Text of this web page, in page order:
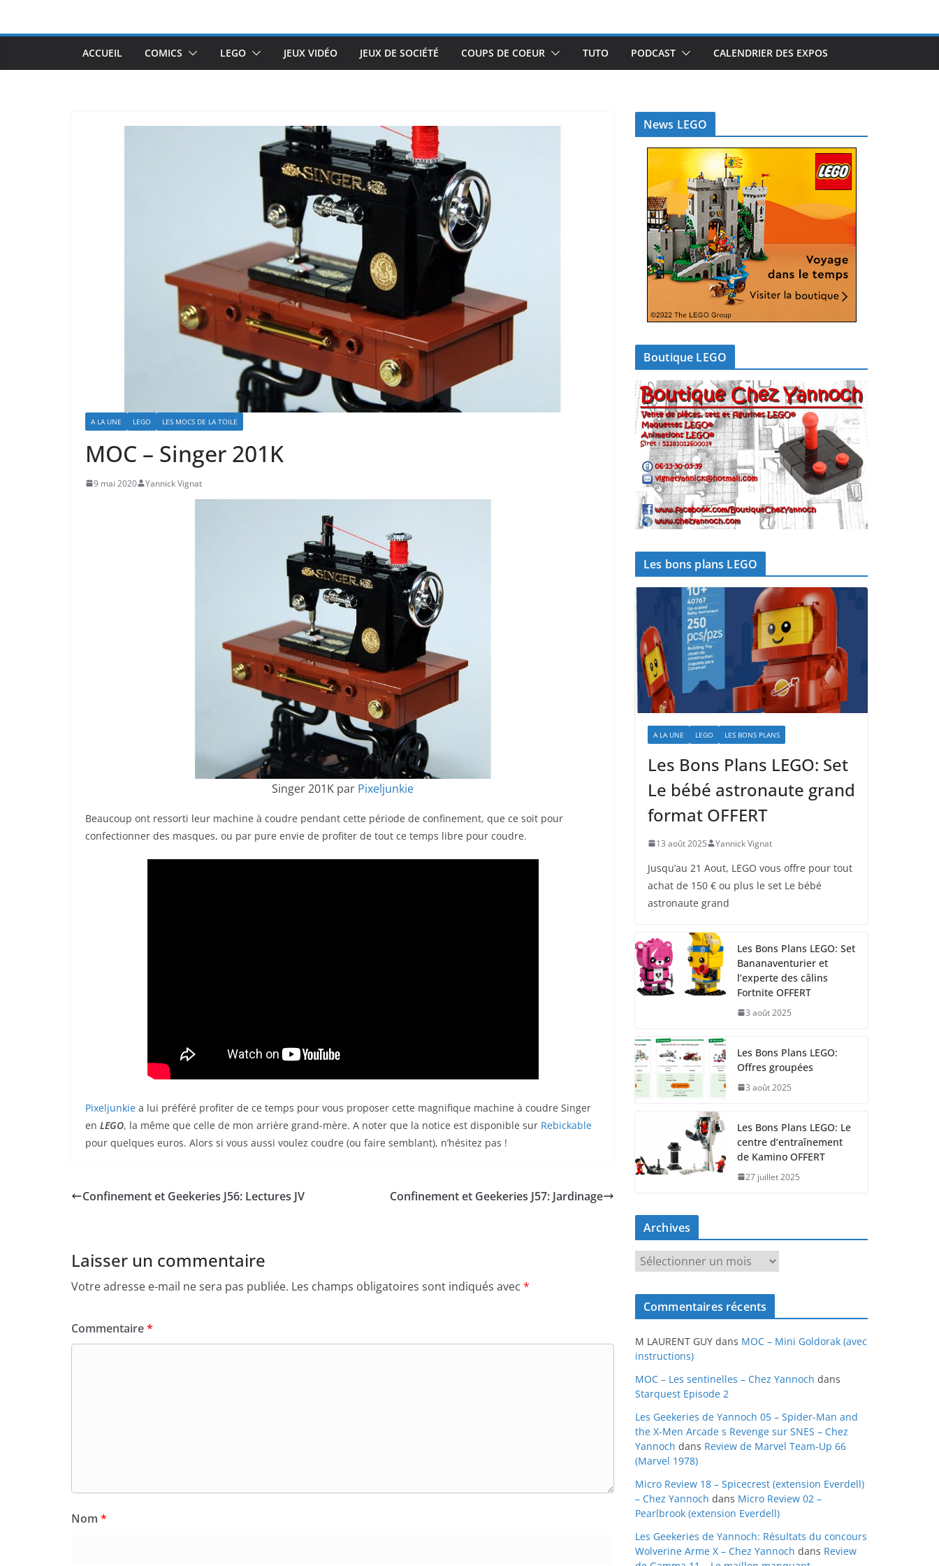
ACCUEIL COMICS LEGO JEUX VIDÉO JEUX DE SOCIÉTÉ COUPS DE COEUR TUTO PODCAST CALENDRIER DES EXPOS
A LA UNE LEGO LES MOCS DE LA TOILE
MOC – Singer 201K
9 mai 2020 Yannick Vignat
Singer 201K par Pixeljunkie
Beaucoup ont ressorti leur machine à coudre pendant cette période de confinement, que ce soit pour
confectionner des masques, ou par pure envie de profiter de tout ce temps libre pour coudre.
Pixeljunkie a lui préféré profiter de ce temps pour vous proposer cette magnifique machine à coudre Singer
en LEGO, la même que celle de mon arrière grand-mère. A noter que la notice est disponible sur Rebickable
pour quelques euros. Alors si vous aussi voulez coudre (ou faire semblant), n’hésitez pas !
Confinement et Geekeries J56: Lectures JV Confinement et Geekeries J57: Jardinage
Laisser un commentaire
Votre adresse e-mail ne sera pas publiée. Les champs obligatoires sont indiqués avec *
Commentaire*
Nom *
News LEGO
Boutique LEGO
Les bons plans LEGO
A LA UNE LEGO LES BONS PLANS
Les Bons Plans LEGO: Set
Le bébé astronaute grand
format OFFERT
13 août 2025 Yannick Vignat
Jusqu’au 21 Aout, LEGO vous offre pour tout
achat de 150 € ou plus le set Le bébé
astronaute grand
Les Bons Plans LEGO: Set
Bananaventurier et
l’experte des câlins
Fortnite OFFERT
3 août 2025
Les Bons Plans LEGO:
Offres groupées
3 août 2025
Les Bons Plans LEGO: Le
centre d’entraînement
de Kamino OFFERT
27 juillet 2025
Archives
r
c
v
e
s
Commentaires récents
M LAURENT GUY dans MOC – Mini Goldorak (avec
instructions)
MOC – Les sentinelles – Chez Yannoch dans
Starquest Episode 2
Les Geekeries de Yannoch 05 – Spider-Man and
the X-Men Arcade s Revenge sur SNES – Chez
Yannoch dans Review de Marvel Team-Up 66
(Marvel 1978)
Micro Review 18 – Spicecrest (extension Everdell)
– Chez Yannoch dans Micro Review 02 –
Pearlbrook (extension Everdell)
Les Geekeries de Yannoch: Résultats du concours
Wolverine Arme X – Chez Yannoch dans Review